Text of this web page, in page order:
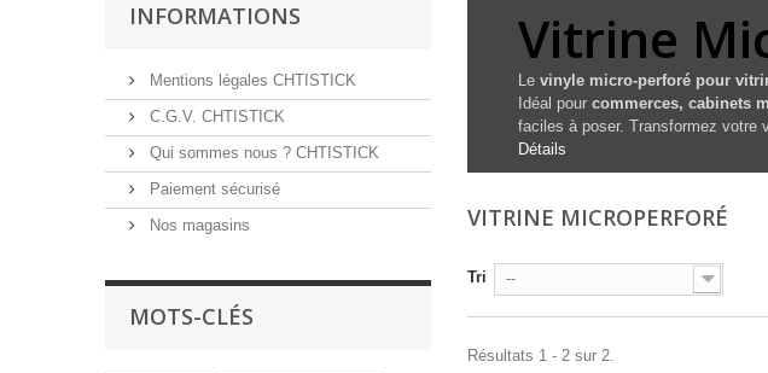
INFORMATIONS
Mentions légales CHTISTICK
C.G.V. CHTISTICK
Qui sommes nous ? CHTISTICK
Paiement sécurisé
Nos magasins
MOTS-CLÉS
Vitrine
Le vinyle micro-perforé pour
Idéal pour commerces, cabinets
faciles à poser. Transformez votre
Détails
VITRINE MICROPERFORÉ
Tri --
Résultats 1 - 2 sur 2.